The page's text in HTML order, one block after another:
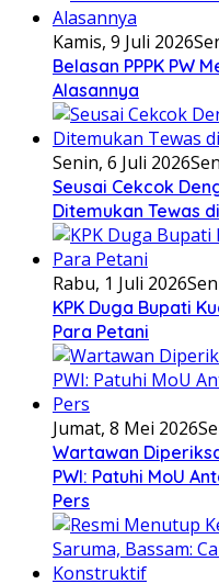
Kamis, 9 Juli 2026
Belasan PPPK PW
Alasannya
Senin, 6 Juli 2026
Seusai Cekcok
Ditemukan Tewas
Rabu, 1 Juli 2026
KPK Duga Bupati
Para Petani
Jumat, 8 Mei 2026
Wartawan
PWI: Patuhi MoU
Pers